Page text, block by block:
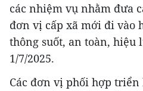
các nhiệm vụ nhằm đưa
đơn vị cấp xã mới đi vào
thông suốt, an toàn, hiệu
1/7/2025.
Các đơn vị phối hợp